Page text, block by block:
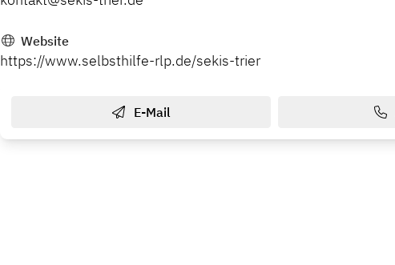
Website
https://www.selbsthilfe-rlp.de/sekis-trier
E-Mail